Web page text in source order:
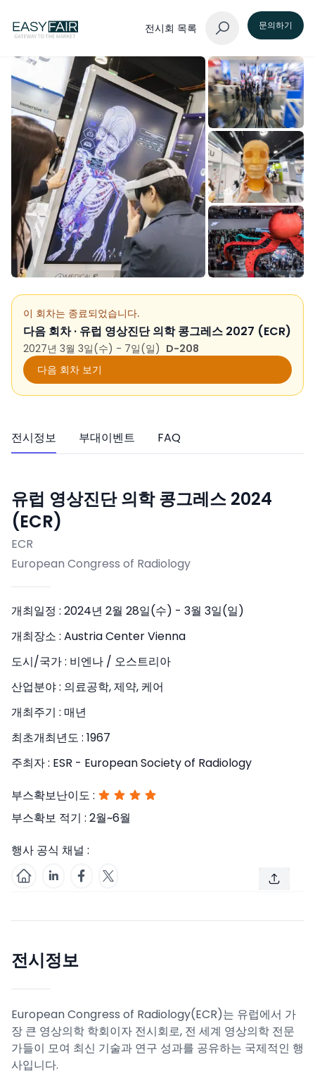
전시회 목록 문의하기
이 회차는 종료되었습니다.
다음 회차 · 유럽 영상진단 의학 콩그레스 2027 (ECR)
2027년 3월 3일(수) - 7일(일) D-208
다음 회차 보기
전시정보 부대이벤트 FAQ
유럽 영상진단 의학 콩그레스 2024
(ECR)
ECR
European Congress of Radiology
개최일정 : 2024년 2월 28일(수) - 3월 3일(일)
개최장소 : Austria Center Vienna
도시/국가 : 비엔나 / 오스트리아
산업분야 : 의료공학, 제약, 케어
개최주기 : 매년
최초개최년도 : 1967
주최자 : ESR - European Society of Radiology
부스확보난이도 :
부스확보 적기 : 2월~6월
행사 공식 채널 :
전시정보
European Congress of Radiology(ECR)는 유럽에서 가
장 큰 영상의학 학회이자 전시회로, 전 세계 영상의학 전문
가들이 모여 최신 기술과 연구 성과를 공유하는 국제적인 행
사입니다.